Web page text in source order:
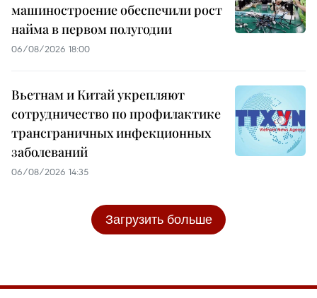
машиностроение обеспечили рост
найма в первом полугодии
06/08/2026 18:00
Вьетнам и Китай укрепляют
сотрудничество по профилактике
трансграничных инфекционных
заболеваний
06/08/2026 14:35
Загрузить больше